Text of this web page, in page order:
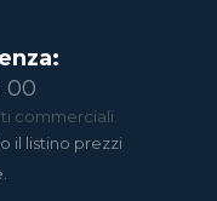
00
commerciali.
il listino prezzi